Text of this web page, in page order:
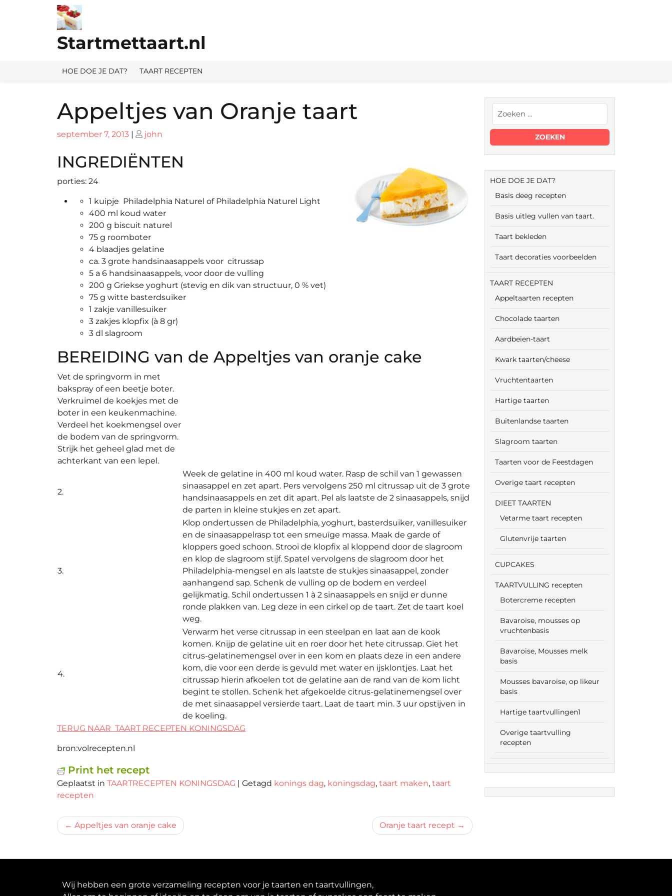
Startmettaart.nl
HOE DOE JE DAT? TAART RECEPTEN
Appeltjes van Oranje taart
Geplaatst
september 7, 2013 | Geplaatst
john
INGREDIËNTEN
porties: 24
1 kuipje Philadelphia Naturel of Philadelphia Naturel Light
400 ml koud water
200 g biscuit naturel
75 g roomboter
4 blaadjes gelatine
ca. 3 grote handsinaasappels voor citrussap
5 a 6 handsinaasappels, voor door de vulling
200 g Griekse yoghurt (stevig en dik van structuur, 0 % vet)
75 g witte basterdsuiker
1 zakje vanillesuiker
3 zakjes klopfix (à 8 gr)
3 dl slagroom
BEREIDING van de Appeltjes van oranje cake
Vet de springvorm in met
bakspray of een beetje boter.
Verkruimel de koekjes met de
boter in een keukenmachine.
Verdeel het koekmengsel over
de bodem van de springvorm.
Strijk het geheel glad met de
achterkant van een lepel.
2.
Week de gelatine in 400 ml koud water. Rasp de schil van 1 gewassen
sinaasappel en zet apart. Pers vervolgens 250 ml citrussap uit de 3 grote
handsinaasappels en zet dit apart. Pel als laatste de 2 sinaasappels, snijd
de parten in kleine stukjes en zet apart.
3.
Klop ondertussen de Philadelphia, yoghurt, basterdsuiker, vanillesuiker
en de sinaasappelrasp tot een smeuïge massa. Maak de garde of
kloppers goed schoon. Strooi de klopfix al kloppend door de slagroom
en klop de slagroom stijf. Spatel vervolgens de slagroom door het
Philadelphia-mengsel en als laatste de stukjes sinaasappel, zonder
aanhangend sap. Schenk de vulling op de bodem en verdeel
gelijkmatig. Schil ondertussen 1 à 2 sinaasappels en snijd er dunne
ronde plakken van. Leg deze in een cirkel op de taart. Zet de taart koel
weg.
4.
Verwarm het verse citrussap in een steelpan en laat aan de kook
komen. Knijp de gelatine uit en roer door het hete citrussap. Giet het
citrus-gelatinemengsel over in een kom en plaats deze in een andere
kom, die voor een derde is gevuld met water en ijsklontjes. Laat het
citrussap hierin afkoelen tot de gelatine aan de rand van de kom licht
begint te stollen. Schenk het afgekoelde citrus-gelatinemengsel over
de met sinaasappel versierde taart. Laat de taart min. 3 uur opstijven in
de koeling.
TERUG NAAR TAART RECEPTEN KONINGSDAG
bron:volrecepten.nl
Print het recept
Geplaatst in TAARTRECEPTEN KONINGSDAG | Getagd konings dag, koningsdag, taart maken, taart
recepten
Bericht
Appeltjes van oranje cake Oranje taart recept
HOE DOE JE DAT?
Basis deeg recepten
Basis uitleg vullen van taart.
Taart bekleden
Taart decoraties voorbeelden
TAART RECEPTEN
Appeltaarten recepten
Chocolade taarten
Aardbeien-taart
Kwark taarten/cheese
Vruchtentaarten
Hartige taarten
Buitenlandse taarten
Slagroom taarten
Taarten voor de Feestdagen
Overige taart recepten
DIEET TAARTEN
Vetarme taart recepten
Glutenvrije taarten
CUPCAKES
TAARTVULLING recepten
Botercreme recepten
Bavaroise, mousses op
vruchtenbasis
Bavaroise, Mousses melk
basis
Mousses bavaroise, op likeur
basis
Hartige taartvullingen1
Overige taartvulling
recepten
Wij hebben een grote verzameling recepten voor je taarten en taartvullingen,